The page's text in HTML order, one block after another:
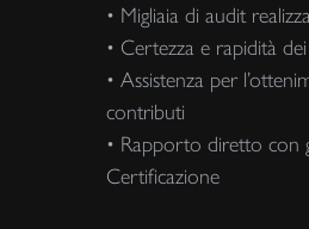
• Migliaia di audit
• Certezza e rapidità
• Assistenza per
contributi
• Rapporto diretto con
Certificazione